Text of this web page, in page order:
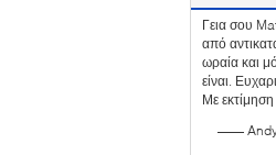
Γεια σου
από
ωραία και
είναι.
Με εκτίμηση
—— Andy